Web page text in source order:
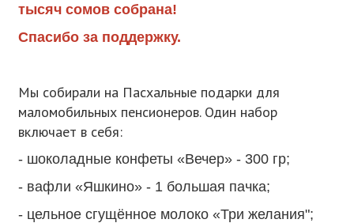
тысяч сомов собрана!
Спасибо за поддержку.
Мы собирали на Пасхальные подарки для
маломобильных пенсионеров. Один набор
включает в себя:
- шоколадные конфеты «Вечер» - 300 гр;
- вафли «Яшкино» - 1 большая пачка;
- цельное сгущённое молоко «Три желания";